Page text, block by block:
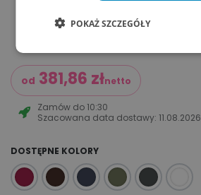
od 381,86 złnetto
Zamów do10:30
Szacowana data dostawy:11.08.2026
DOSTĘPNE KOLORY
POKAŻ SZCZEGÓŁY